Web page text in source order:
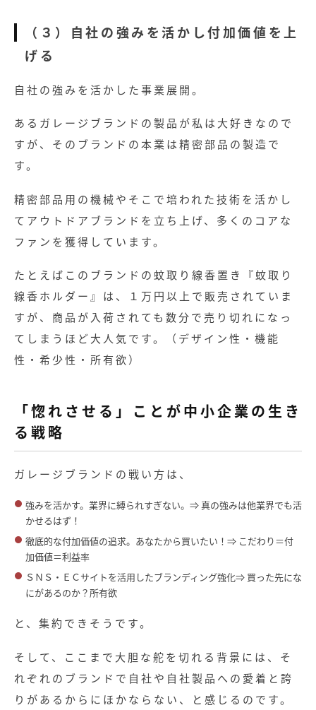
（３）自社の強みを活かし付加価値を上
げる
自社の強みを活かした事業展開。
あるガレージブランドの製品が私は大好きなので
すが、そのブランドの本業は精密部品の製造で
す。
精密部品用の機械やそこで培われた技術を活かし
てアウトドアブランドを立ち上げ、多くのコアな
ファンを獲得しています。
たとえばこのブランドの蚊取り線香置き『蚊取り
線香ホルダー』は、１万円以上で販売されていま
すが、商品が入荷されても数分で売り切れになっ
てしまうほど大人気です。（デザイン性・機能
性・希少性・所有欲）
「惚れさせる」ことが中小企業の生き
る戦略
ガレージブランドの戦い方は、
強みを活かす。業界に縛られすぎない。⇒ 真の強みは他業界でも活
かせるはず！
徹底的な付加価値の追求。あなたから買いたい！⇒ こだわり＝付
加価値＝利益率
ＳＮＳ・ＥＣサイトを活用したブランディング強化⇒ 買った先にな
にがあるのか？所有欲
と、集約できそうです。
そして、ここまで大胆な舵を切れる背景には、そ
れぞれのブランドで自社や自社製品への愛着と誇
りがあるからにほかならない、と感じるのです。